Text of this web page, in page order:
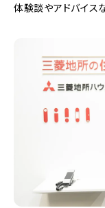
体験談やアドバイス